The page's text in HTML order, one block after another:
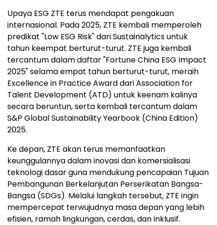
Upaya ESG ZTE terus mendapat pengakuan
internasional. Pada 2025, ZTE kembali memperoleh
predikat "Low ESG Risk" dari Sustainalytics untuk
tahun keempat berturut-turut. ZTE juga kembali
tercantum dalam daftar "Fortune China ESG Impact
2025" selama empat tahun berturut-turut, meraih
Excellence in Practice Award dari Association for
Talent Development (ATD) untuk keenam kalinya
secara beruntun, serta kembali tercantum dalam
S&P Global Sustainability Yearbook (China Edition)
2025.
Ke depan, ZTE akan terus memanfaatkan
keunggulannya dalam inovasi dan komersialisasi
teknologi dasar guna mendukung pencapaian Tujuan
Pembangunan Berkelanjutan Perserikatan Bangsa-
Bangsa (SDGs). Melalui langkah tersebut, ZTE ingin
mempercepat terwujudnya masa depan yang lebih
efisien, ramah lingkungan, cerdas, dan inklusif.